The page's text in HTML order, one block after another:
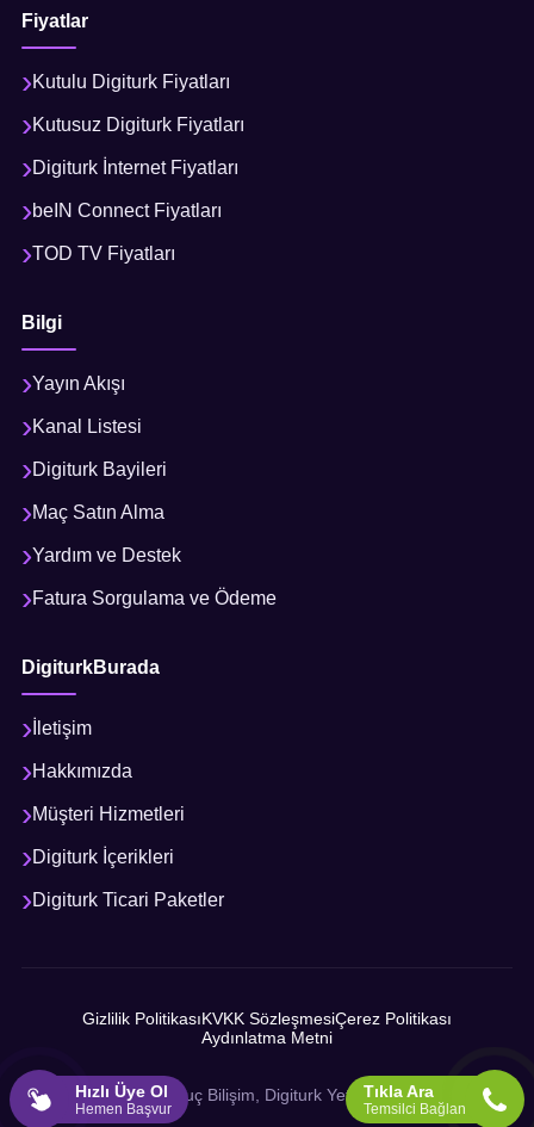
Fiyatlar
Kutulu Digiturk Fiyatları
Kutusuz Digiturk Fiyatları
Digiturk İnternet Fiyatları
beIN Connect Fiyatları
TOD TV Fiyatları
Bilgi
Yayın Akışı
Kanal Listesi
Digiturk Bayileri
Maç Satın Alma
Yardım ve Destek
Fatura Sorgulama ve Ödeme
DigiturkBurada
İletişim
Hakkımızda
Müşteri Hizmetleri
Digiturk İçerikleri
Digiturk Ticari Paketler
Gizlilik PolitikasıKVKK SözleşmesiÇerez Politikası
Aydınlatma Metni
© 2026 Sonuç Bilişim, Digiturk Yetkili İş Ortağı
Hızlı Üye Ol
Hemen Başvur
Tıkla Ara
Temsilci Bağlan